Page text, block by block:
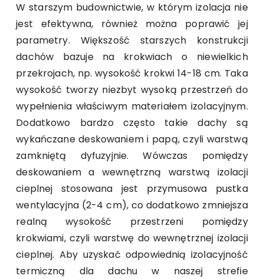
W starszym budownictwie, w którym izolacja nie
jest efektywna, również można poprawić jej
parametry. Większość starszych konstrukcji
dachów bazuje na krokwiach o niewielkich
przekrojach, np. wysokość krokwi 14-18 cm. Taka
wysokość tworzy niezbyt wysoką przestrzeń do
wypełnienia właściwym materiałem izolacyjnym.
Dodatkowo bardzo często takie dachy są
wykańczane deskowaniem i papą, czyli warstwą
zamkniętą dyfuzyjnie. Wówczas pomiędzy
deskowaniem a wewnętrzną warstwą izolacji
cieplnej stosowana jest przymusowa pustka
wentylacyjna (2-4 cm), co dodatkowo zmniejsza
realną wysokość przestrzeni pomiędzy
krokwiami, czyli warstwę do wewnętrznej izolacji
cieplnej. Aby uzyskać odpowiednią izolacyjność
termiczną dla dachu w naszej strefie